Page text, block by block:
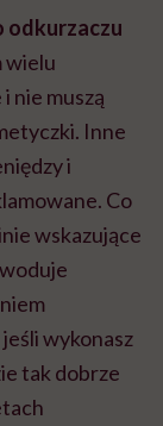
odkurzaczu
wielu
nie muszą
Inne
i
Co
wskazujące
wykonasz
tak dobrze